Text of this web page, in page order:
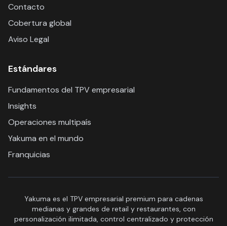
Contacto
Cobertura global
Aviso Legal
Estándares
Fundamentos del TPV empresarial
Insights
Operaciones multipaís
Yakuma en el mundo
Franquicias
Yakuma es el TPV empresarial premium para cadenas
medianas y grandes de retail y restaurantes, con
personalización ilimitada, control centralizado y protección